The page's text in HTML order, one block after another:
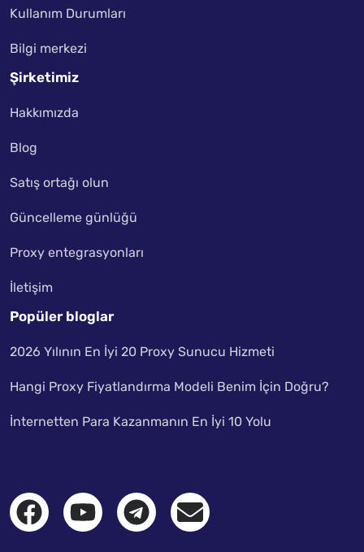
Kullanım Durumları
Bilgi merkezi
Şirketimiz
Hakkımızda
Blog
Satış ortağı olun
Güncelleme günlüğü
Proxy entegrasyonları
İletişim
Popüler bloglar
2026 Yılının En İyi 20 Proxy Sunucu Hizmeti
Hangi Proxy Fiyatlandırma Modeli Benim İçin Doğru?
İnternetten Para Kazanmanın En İyi 10 Yolu